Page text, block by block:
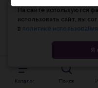
Каталог Поиск
На сайте используются
использовать сайт, вы
в политике
Я